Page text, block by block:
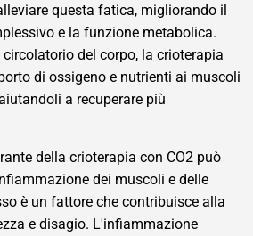
questa fatica, migliorando il
e la funzione metabolica.
del corpo, la crioterapia
di ossigeno e nutrienti ai muscoli
a recuperare più
della crioterapia con CO2 può
dei muscoli e delle
è un fattore che contribuisce alla
e disagio. L'infiammazione